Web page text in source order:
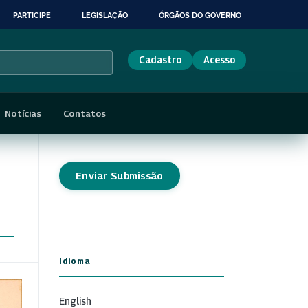
PARTICIPE LEGISLAÇÃO ÓRGÃOS DO GOVERNO
Cadastro Acesso
Notícias Contatos
Enviar Submissão
Idioma
English